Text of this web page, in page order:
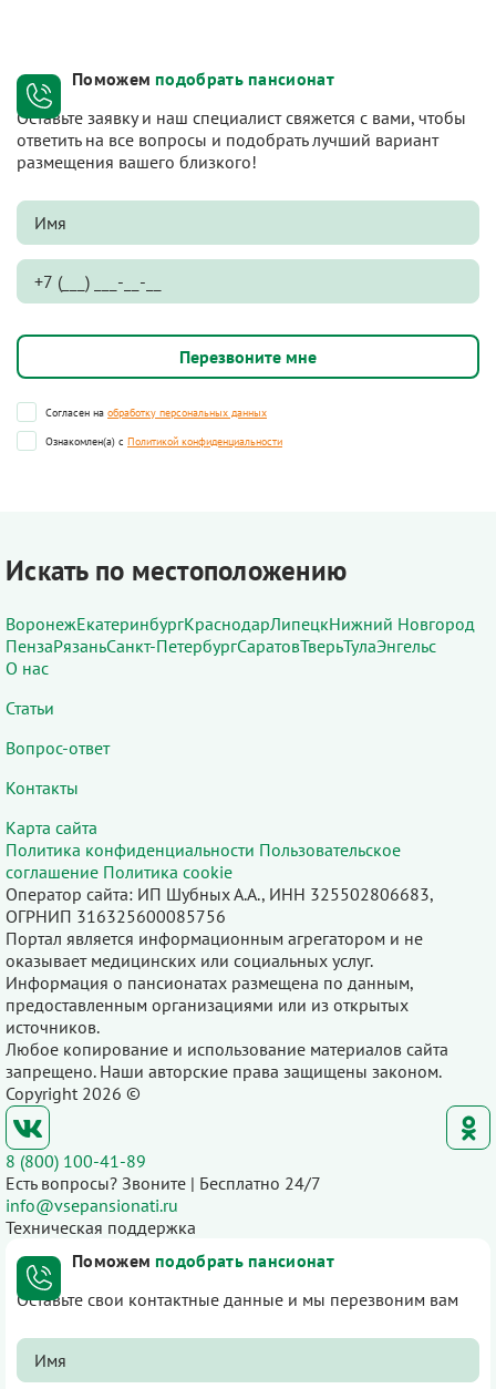
Поможем подобрать пансионат
Оставьте заявку и наш специалист свяжется с вами, чтобы
ответить на все вопросы и подобрать лучший вариант
размещения вашего близкого!
Согласен на обработку персональных данных
Ознакомлен(а) с Политикой конфиденциальности
Искать по местоположению
ВоронежЕкатеринбургКраснодарЛипецкНижний Новгород
ПензаРязаньСанкт-ПетербургСаратовТверьТулаЭнгельс
О нас
Статьи
Вопрос-ответ
Контакты
Карта сайта
Политика конфиденциальности Пользовательское
соглашение Политика cookie
Оператор сайта: ИП Шубных А.А., ИНН 325502806683,
ОГРНИП 316325600085756
Портал является информационным агрегатором и не
оказывает медицинских или социальных услуг.
Информация о пансионатах размещена по данным,
предоставленным организациями или из открытых
источников.
Любое копирование и использование материалов сайта
запрещено. Наши авторские права защищены законом.
Copyright 2026 ©
8 (800) 100-41-89
Есть вопросы? Звоните | Бесплатно 24/7
info@vsepansionati.ru
Техническая поддержка
Поможем подобрать пансионат
Оставьте свои контактные данные и мы перезвоним вам